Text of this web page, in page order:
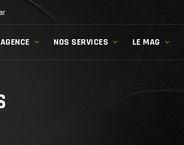
NOS SERVICES LE MAG